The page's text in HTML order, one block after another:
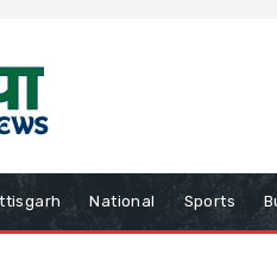
National Sports